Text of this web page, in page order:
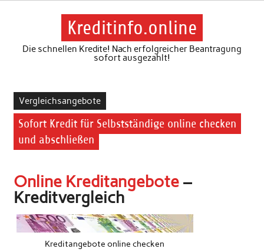
Skip
Kreditinfo.online
Die schnellen Kredite! Nach erfolgreicher Beantragung
sofort ausgezahlt!
Vergleichsangebote
Sofort Kredit für Selbstständige online checken
und abschließen
Online Kreditangebote–
Kreditvergleich
Kreditangebote online checken